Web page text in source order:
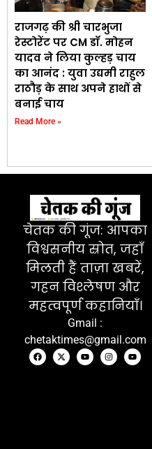
राजगढ़ की श्री चारभुजा
रेस्टोरेंट पर CM डॉ. मोहन
यादव ने लिया कुल्हड़ चाय
का आनंद : युवा उद्यमी राहुल
राठौड़ के साथ अपने हाथों से
बनाई चाय
Read More »
चेतक की गूंज: आपका
विश्वसनीय स्रोत, जहाँ
मिलती हैं ताज़ा खबरें,
गहन विश्लेषण और
महत्वपूर्ण कहानियाँ।
Gmail :
chetaktimes@gmail.com